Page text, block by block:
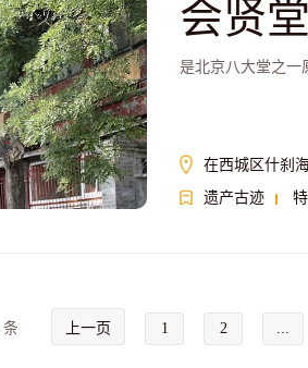
会贤
是北京八大堂之一
在西城区什刹
遗产古迹
条 上一页 1 2 ...